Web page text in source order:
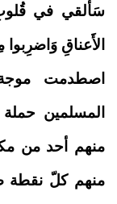
سَأُلقي في
الأَعناقِ
اصطدمت
المسلمين
منهم أحد من
منهم كلّ نقطة